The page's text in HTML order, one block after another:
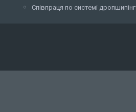
Співпраця по системі дропшипінг